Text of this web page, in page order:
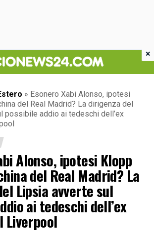
» Esonero Xabi Alonso, ipotesi
del Real Madrid? La dirigenza del
possibile addio ai tedeschi dell’ex
Alonso, ipotesi Klopp
del Real Madrid? La
Lipsia avverte sul
ai tedeschi dell’ex
Liverpool
×